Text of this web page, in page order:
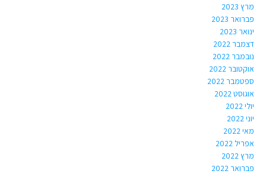
מרץ 2023
פברואר 2023
ינואר 2023
דצמבר 2022
נובמבר 2022
אוקטובר 2022
ספטמבר 2022
אוגוסט 2022
יולי 2022
יוני 2022
מאי 2022
אפריל 2022
מרץ 2022
פברואר 2022